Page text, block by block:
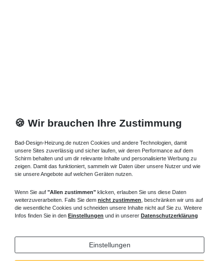
🍪 Wir brauchen Ihre Zustimmung
Bad-Design-Heizung.de nutzen Cookies und andere Technologien, damit
unsere Sites zuverlässig und sicher laufen, wir deren Performance auf dem
Schirm behalten und um dir relevante Inhalte und personalisierte Werbung zu
zeigen. Damit das funktioniert, sammeln wir Daten über unsere Nutzer und wie
sie unsere Angebote auf welchen Geräten nutzen.
Wenn Sie auf "Allen zustimmen" klicken, erlauben Sie uns diese Daten
weiterzuverarbeiten. Falls Sie dem nicht zustimmen , beschränken wir uns auf
die wesentliche Cookies und schneiden unsere Inhalte nicht auf Sie zu. Weitere
Infos finden Sie in den Einstellungen und in unserer Datenschutzerklärung
Einstellungen